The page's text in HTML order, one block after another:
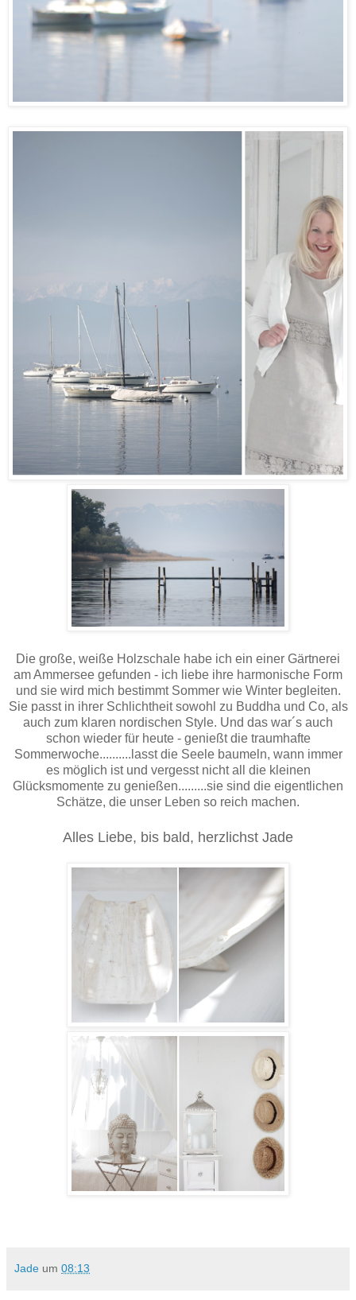
Die große, weiße Holzschale habe ich ein einer Gärtnerei
am Ammersee gefunden - ich liebe ihre harmonische Form
und sie wird mich bestimmt Sommer wie Winter begleiten.
Sie passt in ihrer Schlichtheit sowohl zu Buddha und Co, als
auch zum klaren nordischen Style. Und das war´s auch
schon wieder für heute - genießt die traumhafte
Sommerwoche..........lasst die Seele baumeln, wann immer
es möglich ist und vergesst nicht all die kleinen
Glücksmomente zu genießen.........sie sind die eigentlichen
Schätze, die unser Leben so reich machen.
Alles Liebe, bis bald, herzlichst Jade
Jade um 08:13